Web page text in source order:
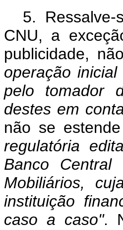
5.
CNU, a
publicidade,
operação
pelo tomador
destes em
não se
regulatória
Banco
Mobiliários,
instituição
caso a caso".